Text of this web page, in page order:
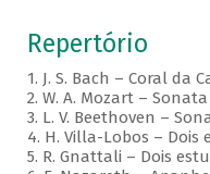
Repertório
1. J. S. Bach – Coral da
2. W. A. Mozart –
3. L. V. Beethoven –
4. H. Villa-Lobos –
5. R. Gnattali – Dois